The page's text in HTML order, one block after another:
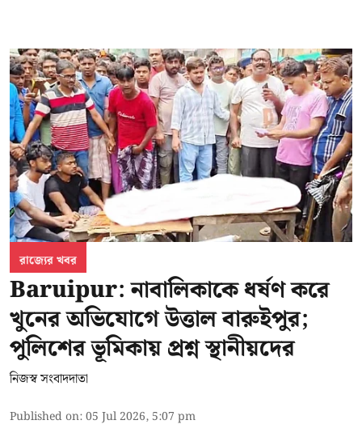
রাজ্যের খবর
Baruipur: নাবালিকাকে ধর্ষণ করে
খুনের অভিযোগে উত্তাল বারুইপুর;
পুলিশের ভূমিকায় প্রশ্ন স্থানীয়দের
নিজস্ব সংবাদদাতা
Published on:05 Jul 2026, 5:07 pm